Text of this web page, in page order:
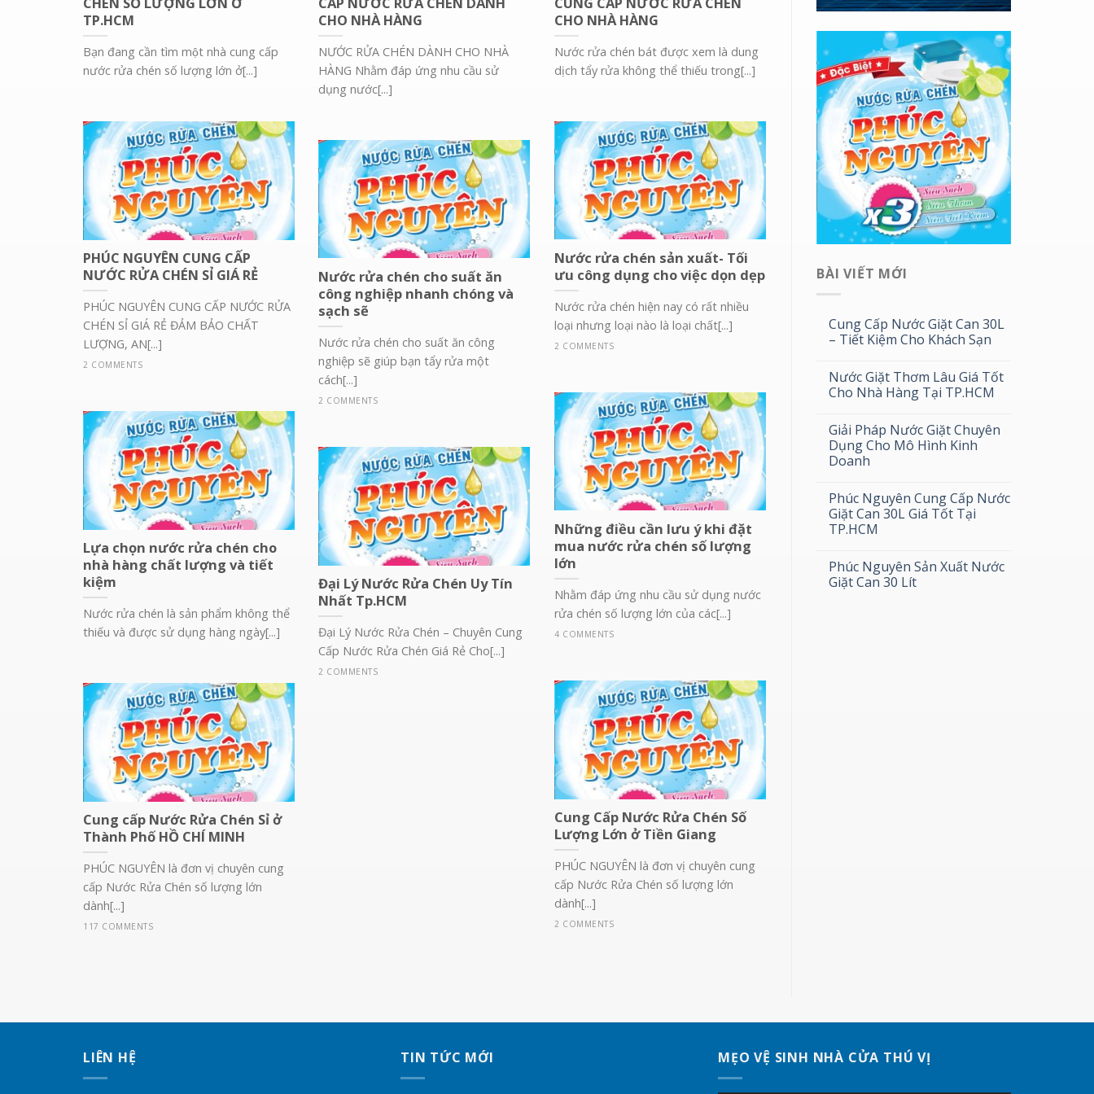
TP.HCM
Bạn đang cần tìm một nhà cung cấp
nước rửa chén số lượng lớn ở[...]
CHO NHÀ HÀNG
NƯỚC RỬA CHÉN DÀNH CHO NHÀ
HÀNG Nhằm đáp ứng nhu cầu sử
dụng nước[...]
CHO NHÀ HÀNG
Nước rửa chén bát được xem là dung
dịch tẩy rửa không thể thiếu trong[...]
PHÚC NGUYÊN CUNG CẤP
NƯỚC RỬA CHÉN SỈ GIÁ RẺ
PHÚC NGUYÊN CUNG CẤP NƯỚC RỬA
CHÉN SỈ GIÁ RẺ ĐẢM BẢO CHẤT
LƯỢNG, AN[...]
2 COMMENTS
Nước rửa chén sản xuất- Tối
ưu công dụng cho việc dọn dẹp
Nước rửa chén hiện nay có rất nhiều
loại nhưng loại nào là loại chất[...]
2 COMMENTS
Nước rửa chén cho suất ăn
công nghiệp nhanh chóng và
sạch sẽ
Nước rửa chén cho suất ăn công
nghiệp sẽ giúp bạn tẩy rửa một
cách[...]
2 COMMENTS
Những điều cần lưu ý khi đặt
mua nước rửa chén số lượng
lớn
Nhằm đáp ứng nhu cầu sử dụng nước
rửa chén số lượng lớn của các[...]
4 COMMENTS
Lựa chọn nước rửa chén cho
nhà hàng chất lượng và tiết
kiệm
Nước rửa chén là sản phẩm không thể
thiếu và được sử dụng hàng ngày[...]
Đại Lý Nước Rửa Chén Uy Tín
Nhất Tp.HCM
Đại Lý Nước Rửa Chén – Chuyên Cung
Cấp Nước Rửa Chén Giá Rẻ Cho[...]
2 COMMENTS
Cung Cấp Nước Rửa Chén Số
Lượng Lớn ở Tiền Giang
PHÚC NGUYÊN là đơn vị chuyên cung
cấp Nước Rửa Chén số lượng lớn
dành[...]
2 COMMENTS
Cung cấp Nước Rửa Chén Sỉ ở
Thành Phố HỒ CHÍ MINH
PHÚC NGUYÊN là đơn vị chuyên cung
cấp Nước Rửa Chén số lượng lớn
dành[...]
117 COMMENTS
BÀI VIẾT MỚI
Cung Cấp Nước Giặt Can 30L
– Tiết Kiệm Cho Khách Sạn
Nước Giặt Thơm Lâu Giá Tốt
Cho Nhà Hàng Tại TP.HCM
Giải Pháp Nước Giặt Chuyên
Dụng Cho Mô Hình Kinh
Doanh
Phúc Nguyên Cung Cấp Nước
Giặt Can 30L Giá Tốt Tại
TP.HCM
Phúc Nguyên Sản Xuất Nước
Giặt Can 30 Lít
LIÊN HỆ TIN TỨC MỚI MẸO VỆ SINH NHÀ CỬA THÚ VỊ